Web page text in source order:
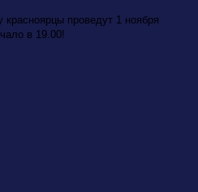
проведут 1 ноября
в 19.00!